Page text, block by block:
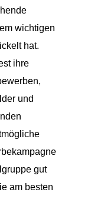
wichtigen
hat.
ihre
und
gut
am besten